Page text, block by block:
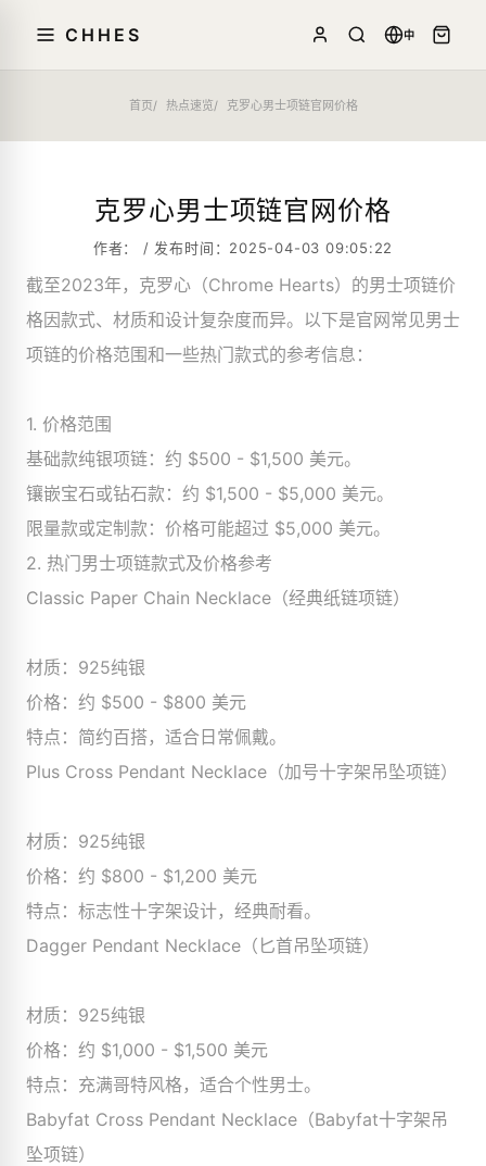
CHHES 中
首页 热点速览 克罗心男士项链官网价格
克罗心男士项链官网价格
作者： / 发布时间：2025-04-03 09:05:22
截至2023年，克罗心（Chrome Hearts）的男士项链价
格因款式、材质和设计复杂度而异。以下是官网常见男士
项链的价格范围和一些热门款式的参考信息：
1. 价格范围
基础款纯银项链：约 $500 - $1,500 美元。
镶嵌宝石或钻石款：约 $1,500 - $5,000 美元。
限量款或定制款：价格可能超过 $5,000 美元。
2. 热门男士项链款式及价格参考
Classic Paper Chain Necklace（经典纸链项链）
材质：925纯银
价格：约 $500 - $800 美元
特点：简约百搭，适合日常佩戴。
Plus Cross Pendant Necklace（加号十字架吊坠项链）
材质：925纯银
价格：约 $800 - $1,200 美元
特点：标志性十字架设计，经典耐看。
Dagger Pendant Necklace（匕首吊坠项链）
材质：925纯银
价格：约 $1,000 - $1,500 美元
特点：充满哥特风格，适合个性男士。
Babyfat Cross Pendant Necklace（Babyfat十字架吊
坠项链）